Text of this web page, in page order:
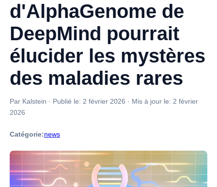
d'AlphaGenome de
DeepMind pourrait
élucider les mystères
des maladies rares
Par Kalstein · Publié le: 2 février 2026 · Mis à jour le: 2 février
2026
Catégorie:news